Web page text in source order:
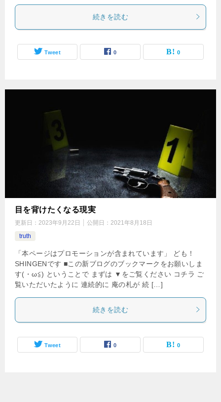
続きを読む
Tweet 0 0
目を背けたくなる現実
更新日： 2023年9月22日 公開日： 2021年8月18日
truth
「本ページはプロモーションが含まれています」 ども！
SHINGENです ■この新ブログのブックマークをお願いしま
す(・ω≦) ということで まずは ▼をご覧ください コチラ ご
覧いただいたように 連続的に 庵の札が 続 […]
続きを読む
Tweet 0 0